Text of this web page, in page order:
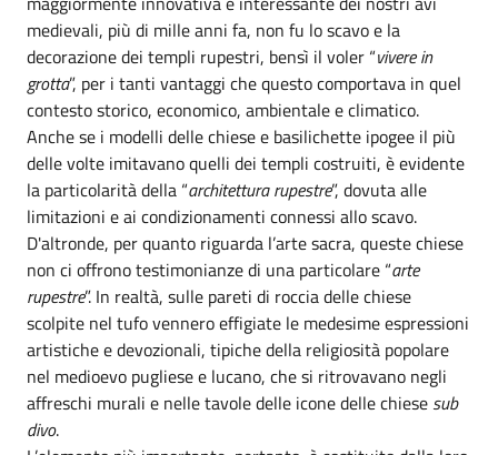
medievali, più di mille anni fa, non fu lo scavo e la
decorazione dei templi rupestri, bensì il voler “vivere in
grotta”, per i tanti vantaggi che questo comportava in quel
contesto storico, economico, ambientale e climatico.
Anche se i modelli delle chiese e basilichette ipogee il più
delle volte imitavano quelli dei templi costruiti, è evidente
la particolarità della “architettura rupestre”, dovuta alle
limitazioni e ai condizionamenti connessi allo scavo.
D'altronde, per quanto riguarda l’arte sacra, queste chiese
non ci offrono testimonianze di una particolare “arte
rupestre”. In realtà, sulle pareti di roccia delle chiese
scolpite nel tufo vennero effigiate le medesime espressioni
artistiche e devozionali, tipiche della religiosità popolare
nel medioevo pugliese e lucano, che si ritrovavano negli
affreschi murali e nelle tavole delle icone delle chiese sub
divo.